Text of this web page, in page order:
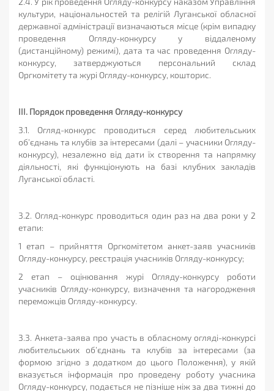
культури, національностей та релігій Луганської обласної
державної адміністрації визначаються місце (крім випадку
проведення Огляду-конкурсу у віддаленому
(дистанційному) режимі), дата та час проведення Огляду-
конкурсу, затверджуються персональний склад
Оргкомітету та журі Огляду-конкурсу, кошторис.
ІІІ. Порядок проведення Огляду-конкурсу
3.1. Огляд-конкурс проводиться серед любительських
об’єднань та клубів за інтересами (далі – учасники Огляду-
конкурсу), незалежно від дати їх створення та напрямку
діяльності, які функціонують на базі клубних закладів
Луганської області.
3.2. Огляд-конкурс проводиться один раз на два роки у 2
етапи:
1 етап – прийняття Оргкомітетом анкет-заяв учасників
Огляду-конкурсу, реєстрація учасників Огляду-конкурсу;
2 етап – оцінювання журі Огляду-конкурсу роботи
учасників Огляду-конкурсу, визначення та нагородження
переможців Огляду-конкурсу.
3.3. Анкета-заява про участь в обласному огляді-конкурсі
любительських об’єднань та клубів за інтересами (за
формою згідно з додатком до цього Положення), у якій
вказується інформація про проведену роботу учасника
Огляду-конкурсу, подається не пізніше ніж за два тижні до